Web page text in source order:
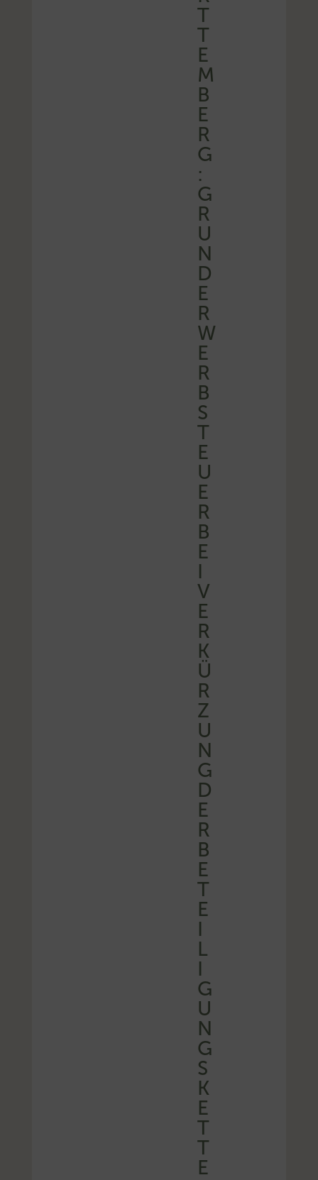
T
T
E
M
B
E
R
G
:
G
R
U
N
D
E
R
W
E
R
B
S
T
E
U
E
R
B
E
I
V
E
R
K
Ü
R
Z
U
N
G
D
E
R
B
E
T
E
I
L
I
G
U
N
G
S
K
E
T
T
E